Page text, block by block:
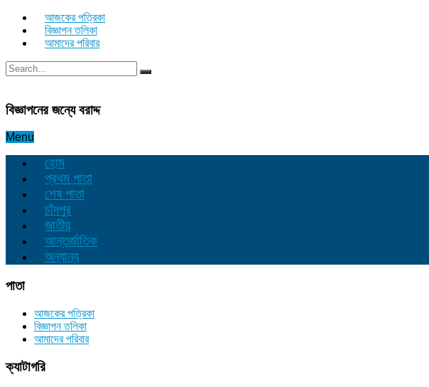
আজকের পত্রিকা
বিজ্ঞাপন তলিকা
আমাদের পরিবার
বিজ্ঞাপনের জন্যে বরাদ্দ
Menu
হোম
প্রথম পাতা
শেষ পাতা
চাঁদপুর
জাতীয়
আন্তর্জাতিক
অন্যান্য
পাতা
আজকের পত্রিকা
বিজ্ঞাপন তলিকা
আমাদের পরিবার
ক্যাটাগরি